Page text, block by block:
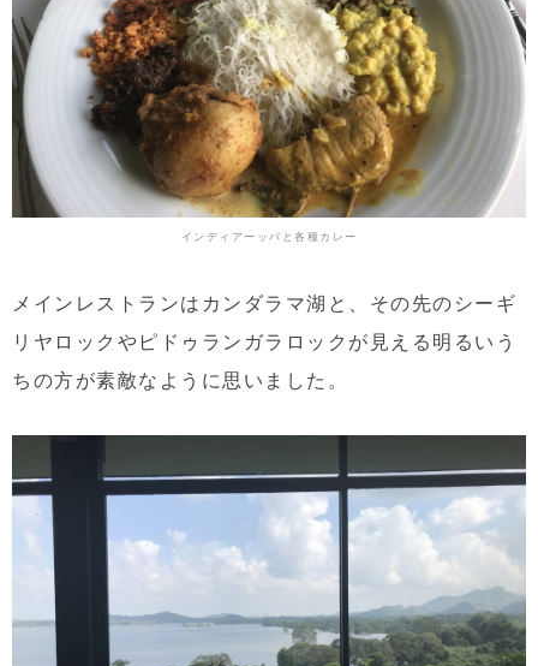
インディアーッパと各種カレー
メインレストランはカンダラマ湖と、その先のシーギ
リヤロックやピドゥランガラロックが見える明るいう
ちの方が素敵なように思いました。